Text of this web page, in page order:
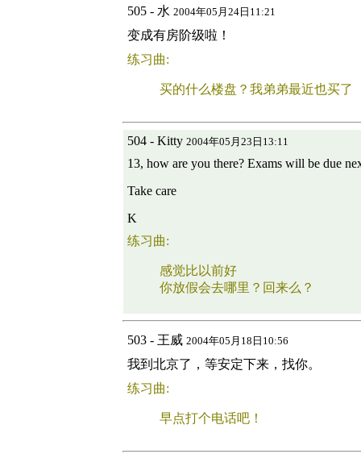
505 - 水 2004年05月24日11:21
变成有房阶级啦！
练习曲:
买的什么楼盘？我弟弟最近也买了
504 - Kitty 2004年05月23日13:11
13, how are you there? Exams will be due
Take care
K
练习曲:
感觉比以前好
你放假会去哪里？回来么？
503 - 王威 2004年05月18日10:56
我到北京了，等安定下来，找你。
练习曲:
早点打个电话吧！